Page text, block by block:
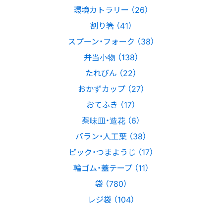
環境カトラリー （26）
割り箸 （41）
スプーン・フォーク （38）
弁当小物 （138）
たれびん （22）
おかずカップ （27）
おてふき （17）
薬味皿・造花 （6）
バラン・人工葉 （38）
ピック・つまようじ （17）
輪ゴム・蓋テープ （11）
袋 （780）
レジ袋 （104）